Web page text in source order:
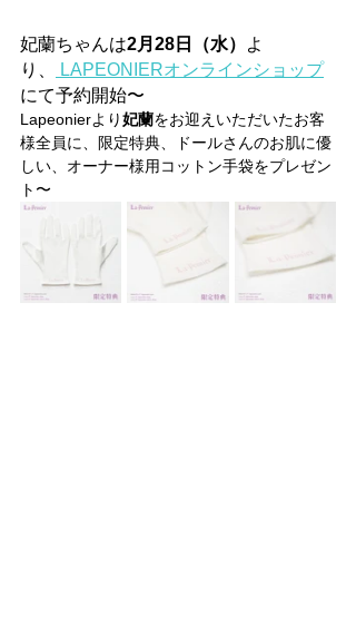
妃蘭ちゃんは2月28日（水）
よ
り、
LAPEONIERオンラインショップ
にて予約開始〜
Lapeonierより妃蘭をお迎えいただいたお客
様全員に、限定特典、ドールさんのお肌に優
しい、オーナー様用コットン手袋をプレゼン
ト〜